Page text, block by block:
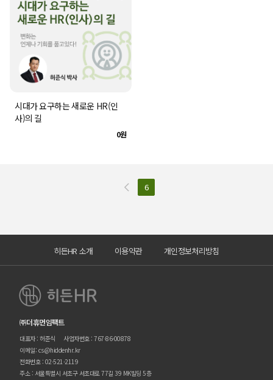
시대가 요구하는 새로운 HR(인
사)의 길
0원
6
히든HR 소개 이용약관 개인정보처리방침
㈜더휴먼임팩트
대표자 : 허준식
사업자번호 : 767-86-00878
이메일: cs@hiddenhr.kr
전화번호 : 02-521-2119
주소 : 서울특별시 서초구 서초대로 77길 39 MK빌딩 5층